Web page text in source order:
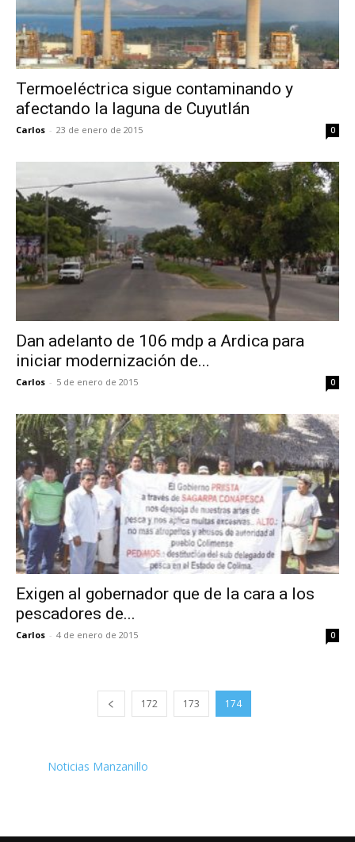
Termoeléctrica sigue contaminando y
afectando la laguna de Cuyutlán
Carlos - 23 de enero de 2015 0
Dan adelanto de 106 mdp a Ardica para
iniciar modernización de...
Carlos - 5 de enero de 2015 0
Exigen al gobernador que de la cara a los
pescadores de...
Carlos - 4 de enero de 2015 0
172 173 174
Noticias Manzanillo